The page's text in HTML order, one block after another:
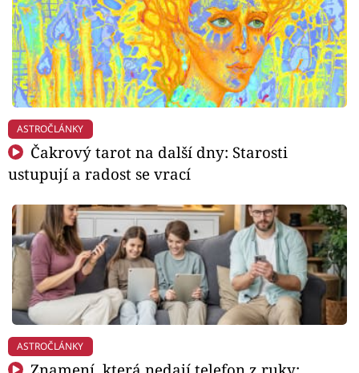
ASTROČLÁNKY
Čakrový tarot na další dny: Starosti
ustupují a radost se vrací
ASTROČLÁNKY